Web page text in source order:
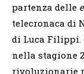
partenza delle
telecronaca di
di Luca Filippi.
nella stagione
rivoluzionarie